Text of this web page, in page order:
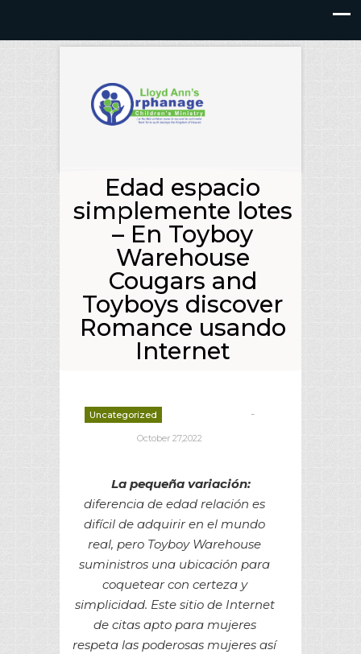
Edad espacio
simplemente lotes
– En Toyboy
Warehouse
Cougars and
Toyboys discover
Romance usando
Internet
Uncategorized -
October 27,2022
La pequeña variación:
diferencia de edad relación es
difícil de adquirir en el mundo
real, pero Toyboy Warehouse
suministros una ubicación para
coquetear con certeza y
simplicidad. Este sitio de Internet
de citas apto para mujeres
respeta las poderosas mujeres así